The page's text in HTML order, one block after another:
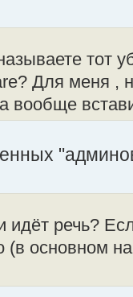
тот
Для меня ,
вообще
идёт речь?
(в основном